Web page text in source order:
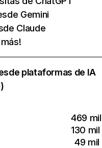
Gemini
Claude
más!
plataformas de IA
469 mil
130 mil
49 mil